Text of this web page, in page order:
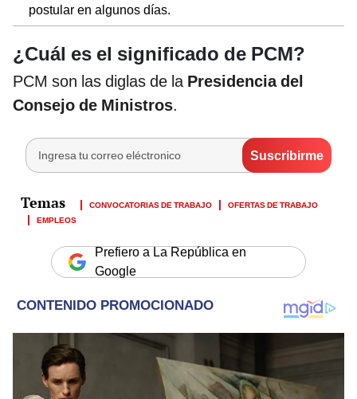
postular en algunos días.
¿Cuál es el significado de PCM?
PCM son las diglas de la Presidencia del
Consejo de Ministros.
CONVOCATORIAS DE TRABAJO
OFERTAS DE TRABAJO
EMPLEOS
Prefiero a La República en
Google